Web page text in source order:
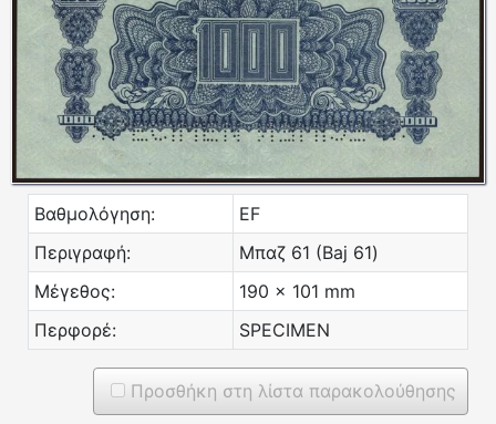
Βαθμολόγηση:
EF
Περιγραφή:
Μπαζ 61 (Baj 61)
Μέγεθος:
190 x 101 mm
Περφορέ:
SPECIMEN
Προσθήκη στη λίστα παρακολούθησης